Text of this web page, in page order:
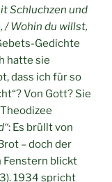
Schluchzen und
/ Wohin du willst,
Gedichte
hatte sie
dass ich für so
Von Gott? Sie
: Es brüllt von
– doch der
Fenstern blickt
1934 spricht